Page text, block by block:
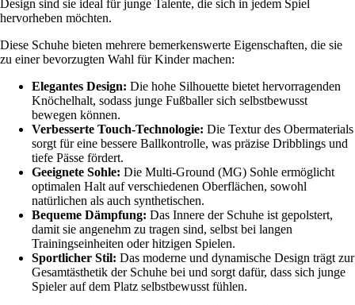
Design sind sie ideal für junge Talente, die sich in jedem Spiel
hervorheben möchten.
Diese Schuhe bieten mehrere bemerkenswerte Eigenschaften, die sie
zu einer bevorzugten Wahl für Kinder machen:
Elegantes Design: Die hohe Silhouette bietet hervorragenden
Knöchelhalt, sodass junge Fußballer sich selbstbewusst
bewegen können.
Verbesserte Touch-Technologie: Die Textur des Obermaterials
sorgt für eine bessere Ballkontrolle, was präzise Dribblings und
tiefe Pässe fördert.
Geeignete Sohle: Die Multi-Ground (MG) Sohle ermöglicht
optimalen Halt auf verschiedenen Oberflächen, sowohl
natürlichen als auch synthetischen.
Bequeme Dämpfung: Das Innere der Schuhe ist gepolstert,
damit sie angenehm zu tragen sind, selbst bei langen
Trainingseinheiten oder hitzigen Spielen.
Sportlicher Stil: Das moderne und dynamische Design trägt zur
Gesamtästhetik der Schuhe bei und sorgt dafür, dass sich junge
Spieler auf dem Platz selbstbewusst fühlen.